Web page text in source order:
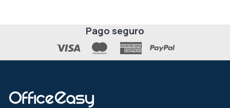
Pago seguro